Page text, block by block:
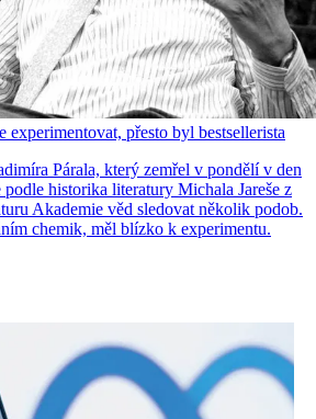
experimentovat, přesto byl bestsellerista
Párala, který zemřel v pondělí v den
historika literatury Michala Jareše z
Akademie věd sledovat několik podob.
chemik, měl blízko k experimentu.